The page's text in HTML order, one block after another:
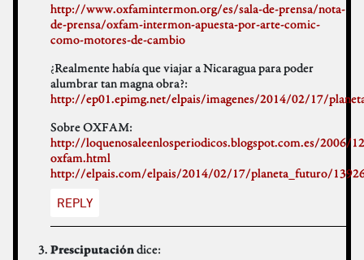
http://www.oxfamintermon.org/es/sala-de-prensa/nota-
de-prensa/oxfam-intermon-apuesta-por-arte-comic-
como-motores-de-cambio
¿Realmente había que viajar a Nicaragua para poder
alumbrar tan magna obra?:
http://ep01.epimg.net/elpais/imagenes/2014/02/17/
Sobre OXFAM:
http://loquenosaleenlosperiodicos.blogspot.com.es/2006/
oxfam.html
http://elpais.com/elpais/2014/02/17/planeta_futuro/
REPLY
Presciputacióndice: